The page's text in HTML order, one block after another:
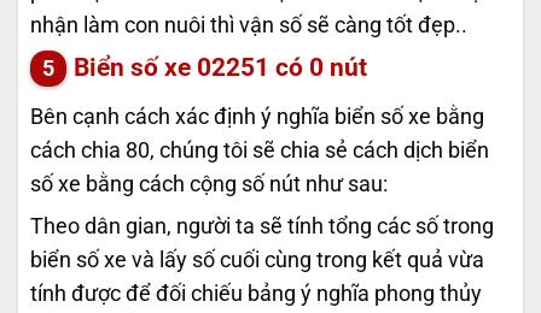
nhận làm con nuôi thì vận số sẽ càng tốt đẹp..
Biển số xe 02251 có 0 nút
Bên cạnh cách xác định ý nghĩa biển số xe bằng
cách chia 80, chúng tôi sẽ chia sẻ cách dịch biển
số xe bằng cách cộng số nút như sau:
Theo dân gian, người ta sẽ tính tổng các số trong
biển số xe và lấy số cuối cùng trong kết quả vừa
tính được để đối chiếu bảng ý nghĩa phong thủy